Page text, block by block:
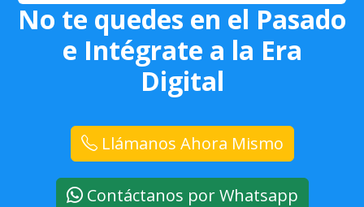
No te quedes en el Pasado
e Intégrate a la Era
Digital
Llámanos Ahora Mismo
Contáctanos por Whatsapp